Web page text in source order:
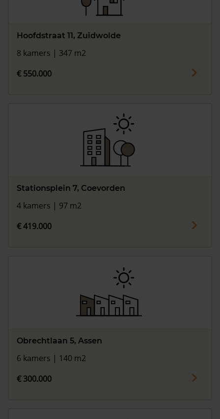
Hoofdstraat 11, Zuidwolde
8 kamers | 347 m2
€ 550.000
Stationsplein 7, Coevorden
4 kamers | 97 m2
€ 419.000
Obrechtlaan 5, Assen
6 kamers | 140 m2
€ 300.000